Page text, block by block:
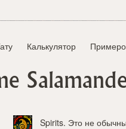
Калькулятор
Spirits. Это не